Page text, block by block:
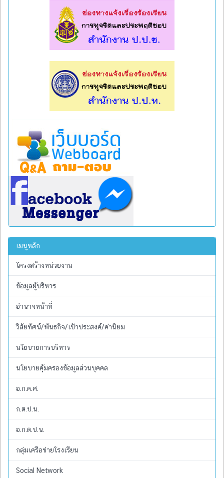
เมนูหลัก
โครงสร้างหน่วยงาน
ข้อมูลผู้บริหาร
อำนาจหน้าที่
วิสัยทัศน์/พันธกิจ/เป้าประสงค์/ค่านิยม
นโยบายการบริหาร
นโยบายคุ้มครองข้อมูลส่วนบุคคล
อ.ก.ค.ศ.
ก.ต.ป.น.
อ.ก.ต.ป.น.
กลุ่มเครือข่ายโรงเรียน
Social Network